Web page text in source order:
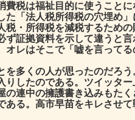
税は福祉目的に使うこと
た「法人税所得税の穴埋め
税・所得税を減税するため
ず証拠資料を示して違うと
オレはそこで「嘘を言って
多くの人が思ったのだろ
りしたのである。ツイッタ
の連中の擁護書き込みもた
ある。高市早苗をキレさせ